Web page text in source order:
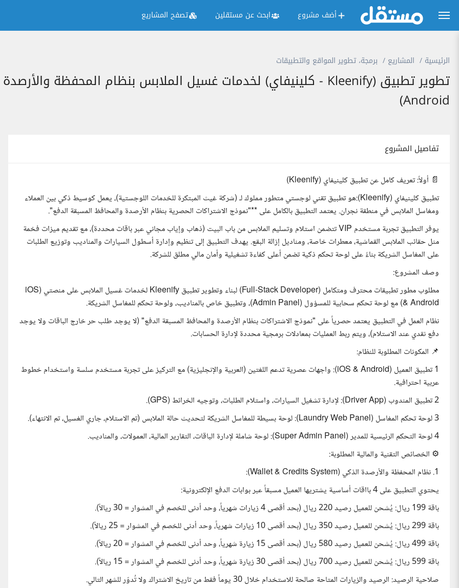
أضف مشروع ابحث عن مستقلين تصفح المشاريع
الرئيسية المشاريع برمجة، تطوير المواقع والتطبيقات
Android)
تفاصيل المشروع
📄 أولاً: تعريف كامل عن تطبيق كلينيفاي (Kleenify)
تطبيق كلينيفاي (Kleenify):هو تطبيق تقني لوجستي متطور مملوك لـ (شركة غيث المبتكرة للخدمات اللوجستية)، يعمل كوسيط ذكي بين العملاء
ومغاسل الملابس في منطقة نجران. يعتمد التطبيق بالكامل على **"نموذج الاشتراكات الحصرية بنظام الأرصدة والمحافظ المسبقة الدفع".
يوفر التطبيق تجربة مستخدم VIP تتضمن استلام وتسليم الملابس من باب البيت (ذهاب وإياب مجاني عبر باقات محددة)، مع تقديم ميزات فخمة
مثل حقائب الملابس القماشية، معطرات خاصة، ومناديل إزالة البقع. يهدف التطبيق إلى تنظيم وإدارة أسطول السيارات والمناديب وتوزيع الطلبات
على المغاسل الشريكة بناءً على لوحة تحكم ذكية تضمن أعلى كفاءة تشغيلية وأمان مالي مطلق للشركة.
وصف المشروع:
مطلوب مطور تطبيقات محترف ومتكامل (Full-Stack Developer) لبناء وتطوير تطبيق Kleenify لخدمات غسيل الملابس على منصتي (iOS
& Android) مع لوحة تحكم سحابية للمسؤول (Admin Panel)، وتطبيق خاص بالمناديب، ولوحة تحكم للمغاسل الشريكة.
نظام العمل في التطبيق يعتمد حصرياً على "نموذج الاشتراكات بنظام الأرصدة والمحافظ المسبقة الدفع" (لا يوجد طلب حر خارج الباقات ولا يوجد
دفع نقدي عند الاستلام)، ويتم ربط العمليات بمعادلات برمجية محددة لإدارة الحسابات.
📌 المكونات المطلوبة للنظام:
1 تطبيق العميل (iOS & Android): واجهات عصرية تدعم اللغتين (العربية والإنجليزية) مع التركيز على تجربة مستخدم سلسة واستخدام خطوط
عربية احترافية.
2 تطبيق المندوب (Driver App): لإدارة تشغيل السيارات، واستلام الطلبات، وتوجيه الخرائط (GPS).
3 لوحة تحكم المغاسل (Laundry Web Panel): لوحة بسيطة للمغاسل الشريكة لتحديث حالة الملابس (تم الاستلام، جاري الغسيل، تم الانتهاء).
4 لوحة التحكم الرئيسية للمدير (Super Admin Panel): لوحة شاملة لإدارة الباقات، التقارير المالية، العمولات، والمناديب.
⚙️ الخصائص التقنية والمالية المطلوبة:
1. نظام المحفظة والأرصدة الذكي (Wallet & Credits System):
يحتوي التطبيق على 4 بااقات أساسية يشتريها العميل مسبقاً عبر بوابات الدفع الإلكترونية:
باقة 199 ريال: يُشحن للعميل رصيد 220 ريال (بحد أقصى 4 زيارات شهرياً، وحد أدنى للخصم في المشوار = 30 ريالاً).
باقة 299 ريال: يُشحن للعميل رصيد 350 ريال (بحد أقصى 10 زيارات شهرياً، وحد أدنى للخصم في المشوار = 25 ريالاً).
باقة 499 ريال: يُشحن للعميل رصيد 580 ريال (بحد أقصى 15 زيارة شهرياً، وحد أدنى للخصم في المشوار = 20 ريالاً).
باقة 599 ريال: يُشحن للعميل رصيد 700 ريال (بحد أقصى 30 زيارة شهرياً، وحد أدنى للخصم في المشوار = 15 ريالاً).
صلاحية الرصيد: الرصيد والزيارات المتاحة صالحة للاستخدام خلال 30 يوماً فقط من تاريخ الاشتراك ولا تُدوّر للشهر التالي.